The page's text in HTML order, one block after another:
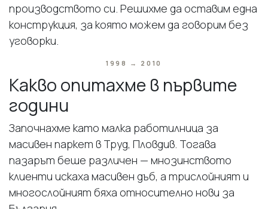
производството си. Решихме да оставим една
конструкция, за която можем да говорим без
уговорки.
1998 → 2010
Какво опитахме в първите
години
Започнахме като малка работилница за
масивен паркет в Труд, Пловдив. Тогава
пазарът беше различен — мнозинството
клиенти искаха масивен дъб, а трислойният и
многослойният бяха относително нови за